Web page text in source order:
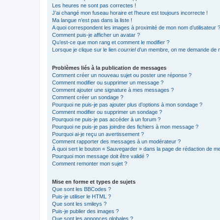
Les heures ne sont pas correctes !
J’ai changé mon fuseau horaire et l’heure est toujours incorrecte !
Ma langue n’est pas dans la liste !
A quoi correspondent les images à proximité de mon nom d’utilisateur ?
Comment puis-je afficher un avatar ?
Qu’est-ce que mon rang et comment le modifier ?
Lorsque je clique sur le lien courrield’un membre, on me demande de
Problèmes liés à la publication de messages
Comment créer un nouveau sujet ou poster une réponse ?
Comment modifier ou supprimer un message ?
Comment ajouter une signature à mes messages ?
Comment créer un sondage ?
Pourquoi ne puis-je pas ajouter plus d’options à mon sondage ?
Comment modifier ou supprimer un sondage ?
Pourquoi ne puis-je pas accéder à un forum ?
Pourquoi ne puis-je pas joindre des fichiers à mon message ?
Pourquoi ai-je reçu un avertissement ?
Comment rapporter des messages à un modérateur ?
À quoi sert le bouton « Sauvegarder » dans la page de rédaction de
Pourquoi mon message doit être validé ?
Comment remonter mon sujet ?
Mise en forme et types de sujets
Que sont les BBCodes ?
Puis-je utiliser le HTML ?
Que sont les smileys ?
Puis-je publier des images ?
Que sont les annonces globales ?